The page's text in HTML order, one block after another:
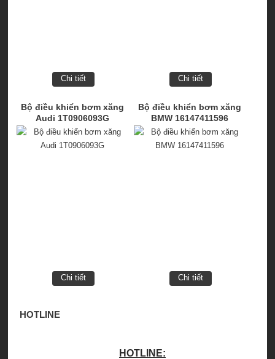
Chi tiết Chi tiết
Bộ điều khiển bơm xăng
Audi 1T0906093G
Chi tiết
Bộ điều khiển bơm xăng
BMW 16147411596
Chi tiết
HOTLINE
HOTLINE: